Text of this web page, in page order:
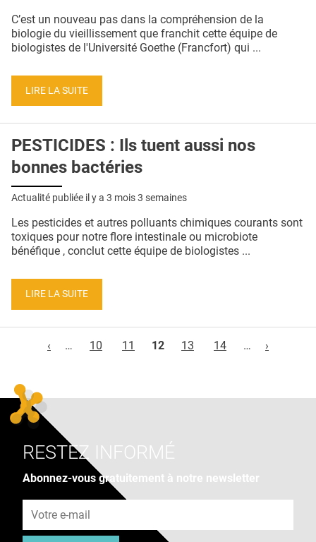
C’est un nouveau pas dans la compréhension de la
biologie du vieillissement que franchit cette équipe de
biologistes de l'Université Goethe (Francfort) qui ...
LIRE LA SUITE
PESTICIDES : Ils tuent aussi nos
bonnes bactéries
Actualité publiée il y a 3 mois 3 semaines
Les pesticides et autres polluants chimiques courants sont
toxiques pour notre flore intestinale ou microbiote
bénéfique , conclut cette équipe de biologistes ...
LIRE LA SUITE
‹
… 10 11 12 13 14 … ›
RESTEZ INFORMÉ
Abonnez-vous gratuitement à notre newsletter